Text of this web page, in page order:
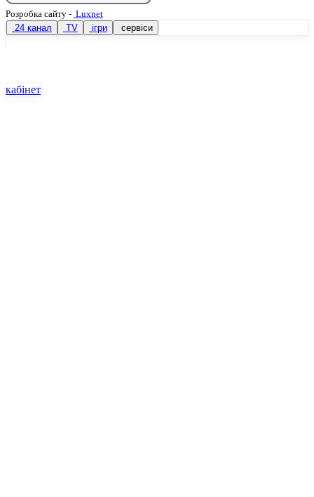
Розробка сайту - Luxnet
24 канал
TV ігри сервіси
кабінет